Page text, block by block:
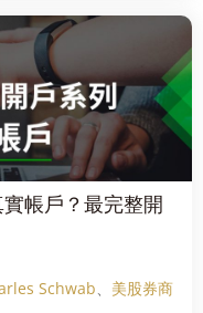
帳戶？最完整開
Schwab、 美股券商